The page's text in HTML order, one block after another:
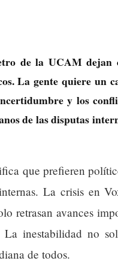
de la UCAM
La gente quiere un
y los
de las disputas
que prefieren
La crisis en
retrasan avances
inestabilidad no
de todos.